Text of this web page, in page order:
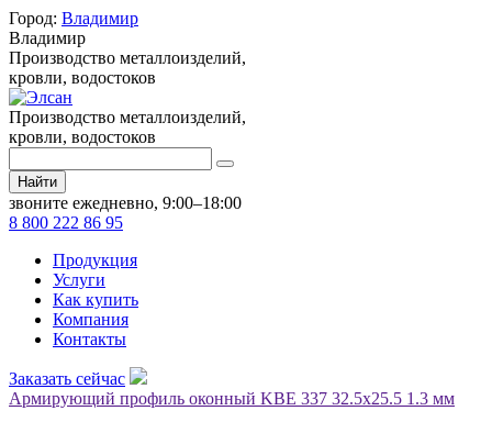
Город: Владимир
Владимир
Производство металлоизделий,
кровли, водостоков
Производство металлоизделий,
кровли, водостоков
Найти
звоните ежедневно, 9:00–18:00
8 800 222 86 95
Продукция
Услуги
Как купить
Компания
Контакты
Заказать сейчас
Армирующий профиль оконный KBE 337 32.5х25.5 1.3 мм